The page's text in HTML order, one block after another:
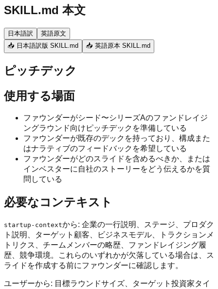
SKILL.md 本文
日本語訳
英語原文
📥 日本語訳版 SKILL.md
📥 英語原本 SKILL.md
ピッチデック
使用する場面
ファウンダーがシード〜シリーズAのファンドレイジ
ングラウンド向けピッチデックを準備している
ファウンダーが既存のデックを持っており、構成また
はナラティブのフィードバックを希望している
ファウンダーがどのスライドを含めるべきか、または
インベスターに自社のストーリーをどう伝えるかを質
問している
必要なコンテキスト
startup-contextから: 企業の一行説明、ステージ、プロダク
ト説明、ターゲット顧客、ビジネスモデル、トラクションメ
トリクス、チームメンバーの略歴、ファンドレイジング履
歴、競争環境。これらのいずれかが欠落している場合は、ス
ライドを作成する前にファウンダーに確認します。
ユーザーから: 目標ラウンドサイズ、ターゲット投資家タイ